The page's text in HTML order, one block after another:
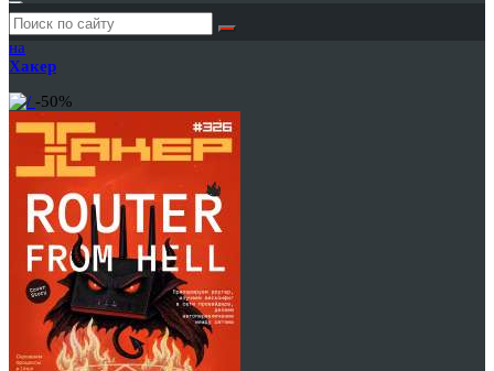
Годовая
подписка
на
Хакер
-50%